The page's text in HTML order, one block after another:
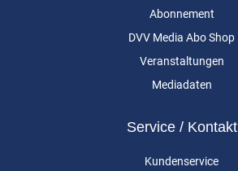
Abonnement
DVV Media Abo Shop
Veranstaltungen
Mediadaten
Service / Kontakt
Kundenservice